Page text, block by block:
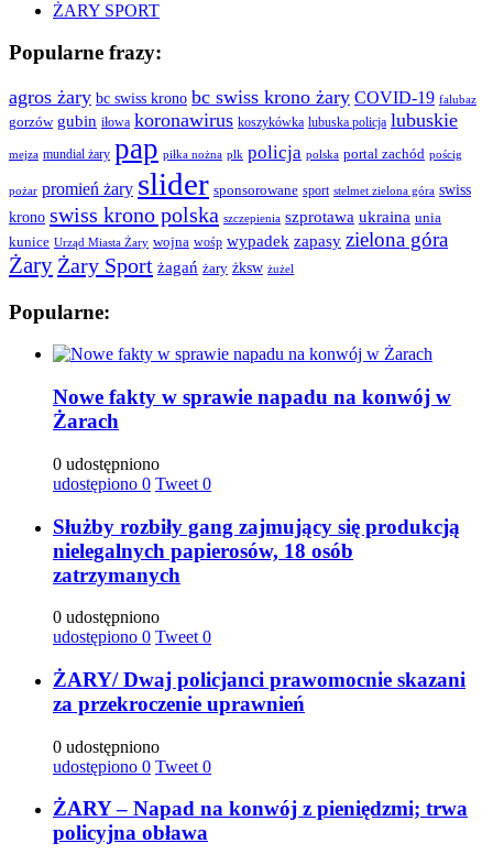
ŻARY SPORT
Popularne frazy:
agros żary bc swiss krono bc swiss krono żary COVID-19 falubaz
gorzów gubin iłowa koronawirus koszykówka lubuska policja lubuskie
mejza mundial żary pap piłka nożna plk policja polska portal zachód pościg
pożar promień żary slider sponsorowane sport stelmet zielona góra swiss
krono swiss krono polska szczepienia szprotawa ukraina unia
kunice Urząd Miasta Żary wojna wośp wypadek zapasy zielona góra
Żary Żary Sport żagań żary żksw żużel
Popularne:
Nowe fakty w sprawie napadu na konwój w
Żarach
0 udostępniono
udostępiono 0 Tweet 0
Służby rozbiły gang zajmujący się produkcją
nielegalnych papierosów, 18 osób
zatrzymanych
0 udostępniono
udostępiono 0 Tweet 0
ŻARY/ Dwaj policjanci prawomocnie skazani
za przekroczenie uprawnień
0 udostępniono
udostępiono 0 Tweet 0
ŻARY – Napad na konwój z pieniędzmi; trwa
policyjna obława